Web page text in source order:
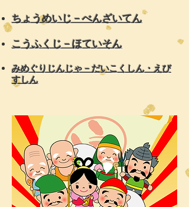
ちょうめいじ－べんざいてん​
こうふくじ－ほていそん
みめぐりじんじゃ－だいこくしん・えび
すしん